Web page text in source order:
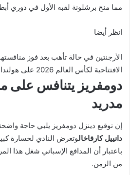
مما منح برشلونة لقبه الأول في دوري
انظر أيضا
الأرجنتين في حالة تأهب بعد فوز
الافتتاحية لكأس العالم 2026 على هولندا 1-0 في مباراة ودية
دومفريز يتنافس على
مدريد
إن توقيع دينزل دومفريز يلبي حاجة
دانييل كارفاخالوتعرض النادي لخسارة
باعتبار أن المدافع الإسباني شغل هذا
من الزمن.